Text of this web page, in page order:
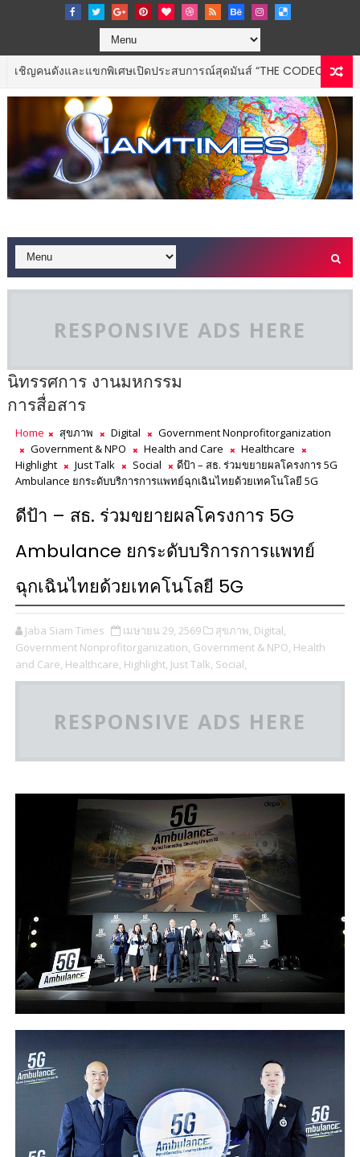
พิเศษเปิดประสบการณ์สุดมันส์ “THE CODECHAOS EXPERIENCE –
RESPONSIVE ADS HERE
นิทรรศการ งานมหกรรม
การสื่อสาร
Home สุขภาพ Digital
Government Nonprofitorganization
Government & NPO
Health and Care
Healthcare
Highlight
Just Talk Social
ดีป้า – สธ. ร่วมขยายผลโครงการ 5G
Ambulance ยกระดับบริการการแพทย์ฉุกเฉินไทยด้วยเทคโนโลยี 5G
ดีป้า – สธ. ร่วมขยายผลโครงการ 5G
Ambulance ยกระดับบริการการแพทย์
ฉุกเฉินไทยด้วยเทคโนโลยี 5G
Jaba Siam Times เมษายน 29, 2569 สุขภาพ, Digital,
Government Nonprofitorganization, Government & NPO, Health
and Care, Healthcare, Highlight, Just Talk, Social,
RESPONSIVE ADS HERE